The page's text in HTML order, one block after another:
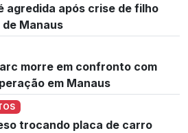
agredida após crise de filho
Manaus
morre em confronto com
em Manaus
trocando placa de carro